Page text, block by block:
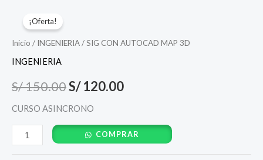
¡Oferta!
Inicio / INGENIERIA/ SIG CON AUTOCAD MAP 3D
INGENIERIA
S/150.00
precio
era:
S/ 150.00.
S/120.00
precio
es:
CURSO ASINCRONO
CON
AUTOCAD
MAP
cantidad
COMPRAR